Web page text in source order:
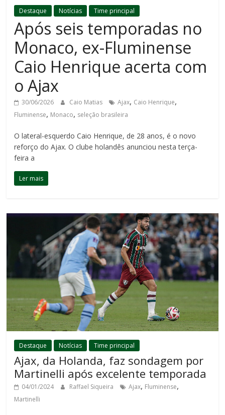
Destaque Notícias Time principal
Após seis temporadas no
Monaco, ex-Fluminense
Caio Henrique acerta com
o Ajax
30/06/2026 Caio Matias Ajax, Caio Henrique,
Fluminense, Monaco, seleção brasileira
O lateral-esquerdo Caio Henrique, de 28 anos, é o novo
reforço do Ajax. O clube holandês anunciou nesta terça-
feira a
Ler mais
Destaque Notícias Time principal
Ajax, da Holanda, faz sondagem por
Martinelli após excelente temporada
04/01/2024 Raffael Siqueira Ajax, Fluminense,
Martinelli